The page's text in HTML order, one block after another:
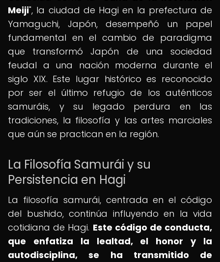
Meiji", la ciudad de Hagi en la prefectura de
Yamaguchi, Japón, desempeñó un papel
fundamental en el cambio de paradigma
que transformó Japón de una sociedad
feudal a una nación moderna durante el
siglo XIX. Este lugar histórico es reconocido
por ser el último refugio de los auténticos
samuráis, y su legado perdura en las
tradiciones, la filosofía y las artes marciales
que aún se practican en la región.
La Filosofía Samurái y su
Persistencia en Hagi
La filosofía samurái, centrada en el código
del bushido, continúa influyendo en la vida
cotidiana de Hagi. Este código de conducta,
que enfatiza la lealtad, el honor y la
autodisciplina, se ha transmitido de